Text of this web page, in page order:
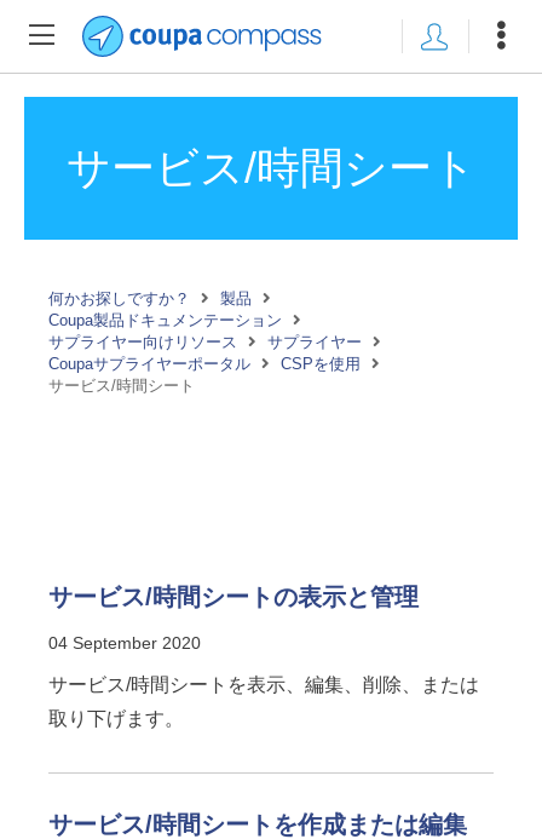
サービス/時間シート
何かお探しですか？
製品
Coupa製品ドキュメンテーション
サプライヤー向けリソース
サプライヤー
Coupaサプライヤーポータル
CSPを使用
サービス/時間シート
サービス/時間シートの表示と管理
04 September 2020
サービス/時間シートを表示、編集、削除、または
取り下げます。
サービス/時間シートを作成または編集